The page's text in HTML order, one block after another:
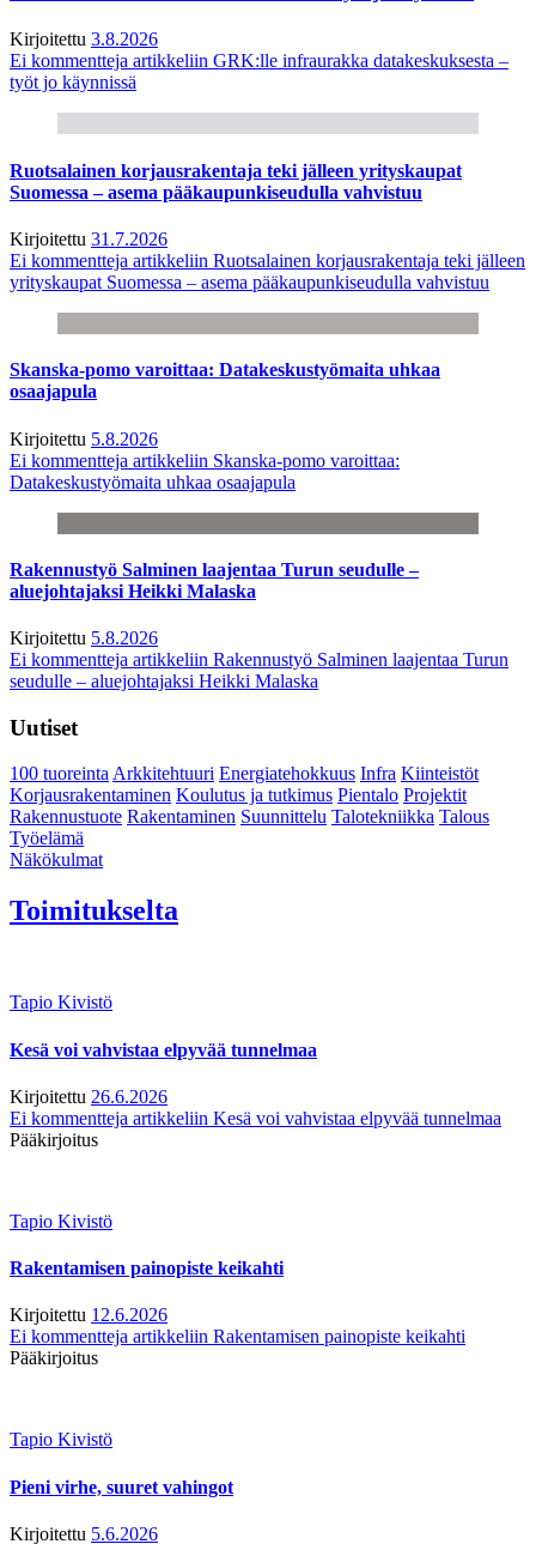
Kirjoitettu 3.8.2026
Ei kommentteja artikkeliin GRK:lle infraurakka datakeskuksesta –
työt jo käynnissä
Ruotsalainen korjausrakentaja teki jälleen yrityskaupat
Suomessa – asema pääkaupunkiseudulla vahvistuu
Kirjoitettu 31.7.2026
Ei kommentteja artikkeliin Ruotsalainen korjausrakentaja teki jälleen
yrityskaupat Suomessa – asema pääkaupunkiseudulla vahvistuu
Skanska-pomo varoittaa: Datakeskustyömaita uhkaa
osaajapula
Kirjoitettu 5.8.2026
Ei kommentteja artikkeliin Skanska-pomo varoittaa:
Datakeskustyömaita uhkaa osaajapula
Rakennustyö Salminen laajentaa Turun seudulle –
aluejohtajaksi Heikki Malaska
Kirjoitettu 5.8.2026
Ei kommentteja artikkeliin Rakennustyö Salminen laajentaa Turun
seudulle – aluejohtajaksi Heikki Malaska
Uutiset
100 tuoreintaArkkitehtuuri Energiatehokkuus Infra Kiinteistöt
Korjausrakentaminen Koulutus ja tutkimus Pientalo Projektit
Rakennustuote Rakentaminen Suunnittelu Talotekniikka Talous
Työelämä
Näkökulmat
Toimitukselta
Tapio Kivistö
Kesä voi vahvistaa elpyvää tunnelmaa
Kirjoitettu 26.6.2026
Ei kommentteja artikkeliin Kesä voi vahvistaa elpyvää tunnelmaa
Pääkirjoitus
Tapio Kivistö
Rakentamisen painopiste keikahti
Kirjoitettu 12.6.2026
Ei kommentteja artikkeliin Rakentamisen painopiste keikahti
Pääkirjoitus
Tapio Kivistö
Pieni virhe, suuret vahingot
Kirjoitettu 5.6.2026